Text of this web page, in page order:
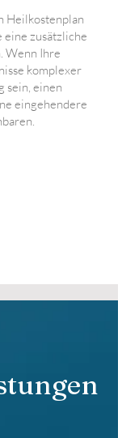
Heilkostenplan
eine zusätzliche
Wenn Ihre
komplexer
sein, einen
eingehendere